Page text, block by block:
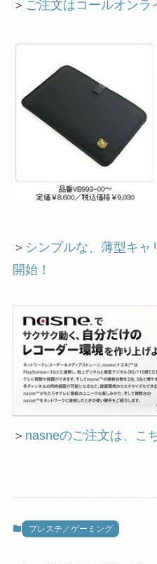
＞ ご注文はコールオンラ
＞ シンプルな、薄型キ
開始！
＞ nasneのご注文は、こ
プレステ／ゲーミング